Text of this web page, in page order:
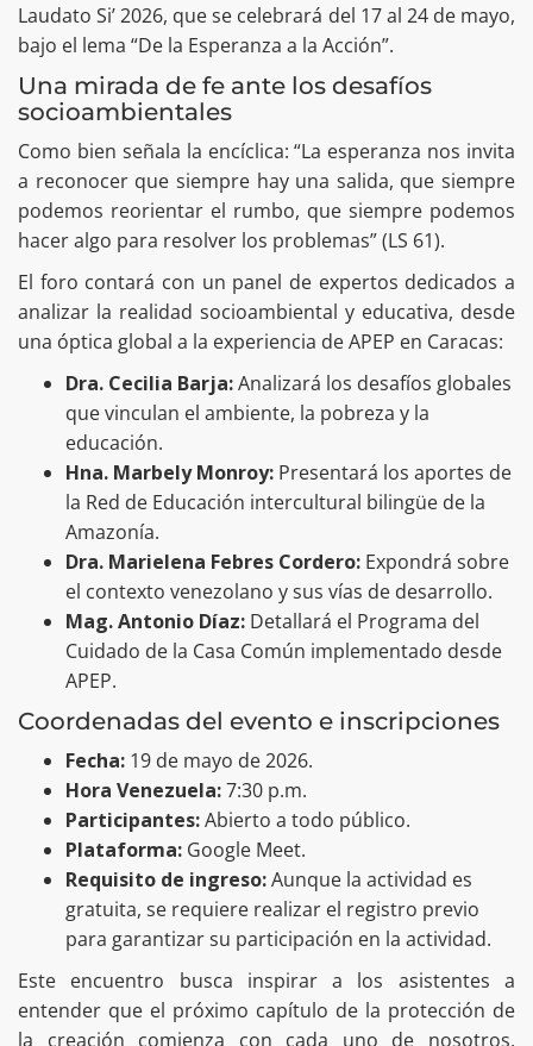
Laudato Si’ 2026, que se celebrará del 17 al 24 de mayo,
bajo el lema “De la Esperanza a la Acción”.
Una mirada de fe ante los desafíos
socioambientales
Como bien señala la encíclica: “La esperanza nos invita
a reconocer que siempre hay una salida, que siempre
podemos reorientar el rumbo, que siempre podemos
hacer algo para resolver los problemas” (LS 61).
El foro contará con un panel de expertos dedicados a
analizar la realidad socioambiental y educativa, desde
una óptica global a la experiencia de APEP en Caracas:
Dra. Cecilia Barja:Analizará los desafíos globales
que vinculan el ambiente, la pobreza y la
educación.
Hna. Marbely Monroy: Presentará los aportes de
la Red de Educación intercultural bilingüe de la
Amazonía.
Dra. Marielena Febres Cordero: Expondrá sobre
el contexto venezolano y sus vías de desarrollo.
Mag. Antonio Díaz: Detallará el Programa del
Cuidado de la Casa Común implementado desde
APEP.
Coordenadas del evento e inscripciones
Fecha: 19 de mayo de 2026.
Hora Venezuela:7:30 p.m.
Participantes:Abierto a todo público.
Plataforma: Google Meet.
Requisito de ingreso:Aunque la actividad es
gratuita, se requiere realizar el registro previo
para garantizar su participación en la actividad.
Este encuentro busca inspirar a los asistentes a
entender que el próximo capítulo de la protección de
la creación comienza con cada uno de nosotros,